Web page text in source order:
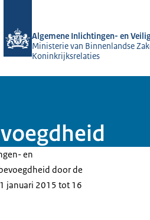
Algemene Inlichtingen- en
Ministerie van Binnenlandse
Koninkrijksrelaties
en
door de
januari 2015 tot 16